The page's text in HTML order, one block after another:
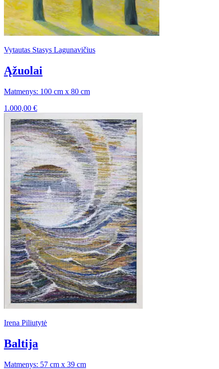
Vytautas Stasys Lagunavičius
Ąžuolai
Matmenys: 100 cm x 80 cm
1.000,00 €
Irena Piliutytė
Baltija
Matmenys: 57 cm x 39 cm